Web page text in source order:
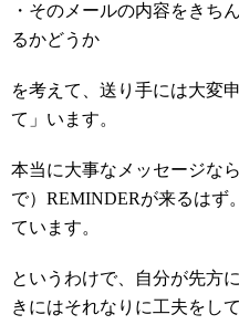
・そのメールの内容をきち
るかどうか
を考えて、送り手には大変
て」います。
本当に大事なメッセージな
で） REMINDERが来るはず
ています。
というわけで、自分が先方
きにはそれなりに工夫をし